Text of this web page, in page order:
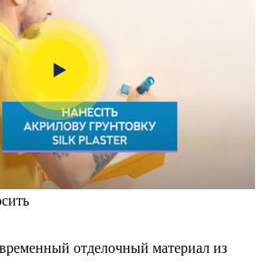
отделочный материал из